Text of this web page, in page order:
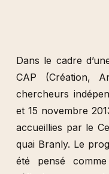
Dans le cadre
CAP (Création,
chercheurs
et 15 novembre
accueillies par le
quai Branly. Le
été pensé